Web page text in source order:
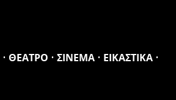
ΘΕΑΤΡΟ ΣΙΝΕΜΑ
ΕΙΚΑΣΤΙΚΑ